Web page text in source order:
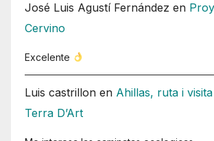
José Luis Agustí Fernández en
Cervino
Excelente
Luis castrillon en Ahillas, ruta i
Terra D’Art